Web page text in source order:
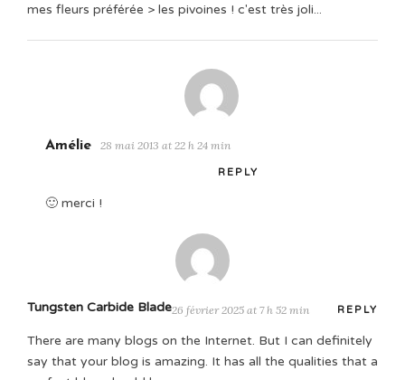
mes fleurs préférée > les pivoines ! c'est très joli...
Amélie 28 mai 2013 at 22 h 24 min
REPLY
🙂 merci !
Tungsten Carbide Blade26 février 2025 at 7 h 52 min REPLY
There are many blogs on the Internet. But I can definitely
say that your blog is amazing. It has all the qualities that a